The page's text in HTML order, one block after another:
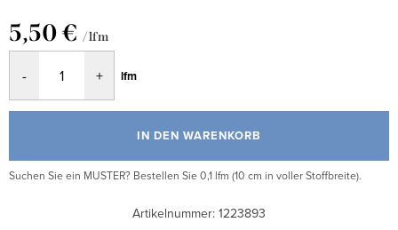
5,50 € / lfm
lfm
IN DEN WARENKORB
Suchen Sie ein MUSTER? Bestellen Sie 0,1 lfm (10 cm in voller Stoffbreite).
Artikelnummer: 1223893